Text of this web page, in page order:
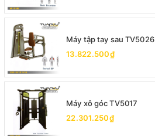
Máy tập tay sau TV5026
13.822.500₫
Máy xô góc TV5017
22.301.250₫